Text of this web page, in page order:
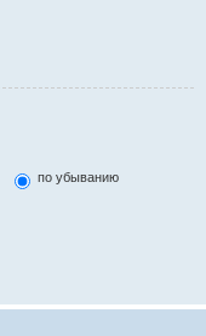
по убыванию